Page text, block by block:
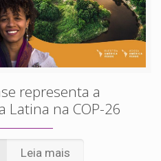
representa a
Latina na COP-26
Leia mais